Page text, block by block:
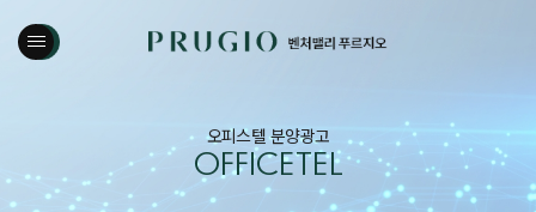
오피스텔 분양광고
OFFICETEL